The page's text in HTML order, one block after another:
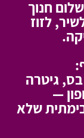
לזוז
גיטרה
—
שלא